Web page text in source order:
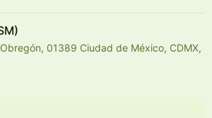
01389 Ciudad de México, CDMX,